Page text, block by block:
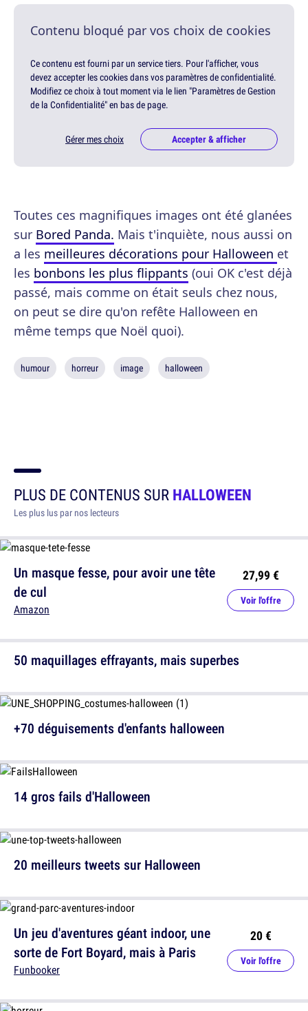
Contenu bloqué par vos choix de cookies
Ce contenu est fourni par un service tiers. Pour l'afficher, vous
devez accepter les cookies dans vos paramètres de confidentialité.
Modifiez ce choix à tout moment via le lien "Paramètres de Gestion
de la Confidentialité" en bas de page.
Gérer mes choix Accepter & afficher
Toutes ces magnifiques images ont été glanées
sur Bored Panda. Mais t'inquiète, nous aussi on
a les meilleures décorations pour Halloween et
les bonbons les plus flippants (oui OK c'est déjà
passé, mais comme on était seuls chez nous,
on peut se dire qu'on refête Halloween en
même temps que Noël quoi).
humour horreur image halloween
PLUS DE CONTENUS SURHALLOWEEN
Les plus lus par nos lecteurs
Un masque fesse, pour avoir une tête
de cul
Amazon
27,99 €
Voir l'offre
+70 déguisements d'enfants halloween
14 gros fails d'Halloween
Un jeu d'aventures géant indoor, une
sorte de Fort Boyard, mais à Paris
Funbooker
20 €
Voir l'offre
50 maquillages effrayants, mais superbes
20 meilleurs tweets sur Halloween